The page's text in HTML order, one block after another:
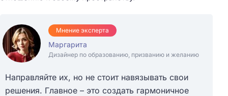
Мнение эксперта
Маргарита
Дизайнер по образованию, призванию и желанию
Направляйте их, но не стоит навязывать свои
решения. Главное – это создать гармоничное